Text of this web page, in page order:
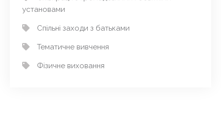
установами
Спільні заходи з батьками
Тематичне вивчення
Фізичне виховання